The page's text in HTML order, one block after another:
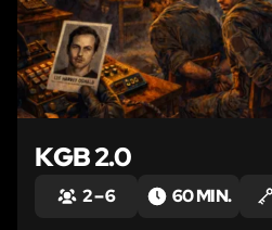
KGB 2.0
2 – 6 60 MIN.